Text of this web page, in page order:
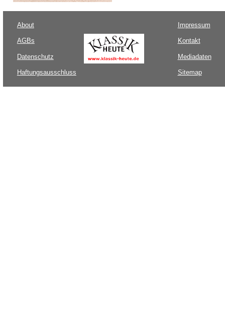
About
AGBs
Datenschutz
Haftungsausschluss
Impressum
Kontakt
Mediadaten
Sitemap